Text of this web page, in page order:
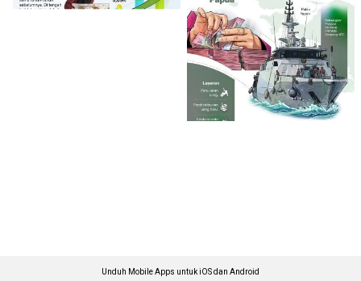
Unduh Mobile Apps untuk iOS dan Android